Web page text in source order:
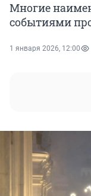
Многие
событиями
1 января 2026, 12:00